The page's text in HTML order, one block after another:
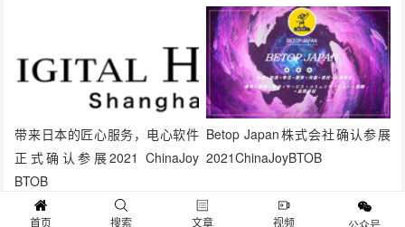
带来日本的匠心服务，电心软件
正式确认参展2021 ChinaJoy
BTOB
Betop Japan株式会社确认参展
2021ChinaJoyBTOB
首页 搜索 文章 视频